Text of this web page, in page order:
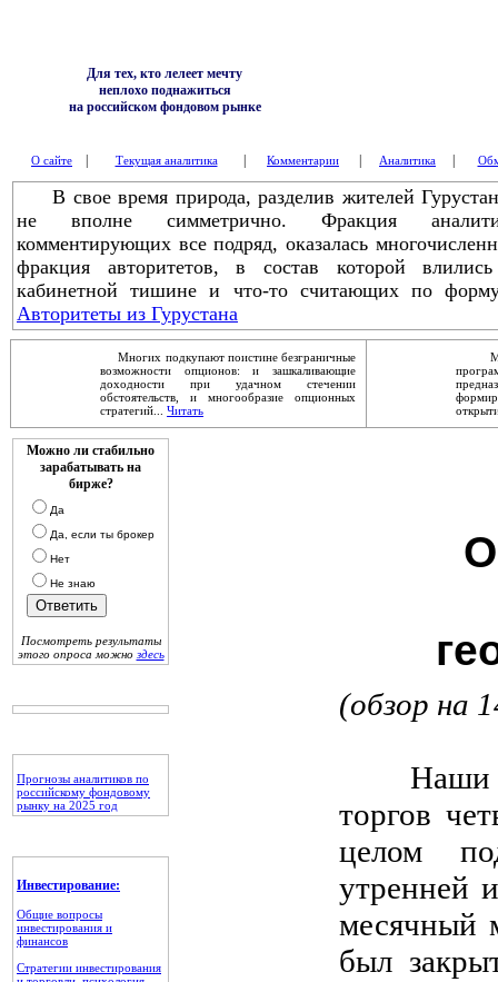
Для тех, кто лелеет мечту
неплохо поднажиться
на российском фондовом рынке
О сайте Текущая аналитика Комментарии Аналитика
В свое время природа, разделив жителей
не вполне симметрично. Фракция
комментирующих все подряд, оказалась
фракция авторитетов, в состав которой
кабинетной тишине и что-то считающих по
Авторитеты из Гурустана
Многих подкупают поистине безграничные
возможности опционов: и зашкаливающие
доходности при удачном стечении
обстоятельств, и многообразие опционных
стратегий... Читать
Можно ли стабильно
зарабатывать на
бирже?
Да
Да, если ты брокер
Нет
Не знаю
Посмотреть результаты
этого опроса можно здесь
Прогнозы аналитиков по
российскому фондовому
рынку на 2025 год
Инвестирование:
Общие вопросы
инвестирования и
финансов
Стратегии инвестирования
(обзор на
Наши
торгов
целом
утренней
месячный
был